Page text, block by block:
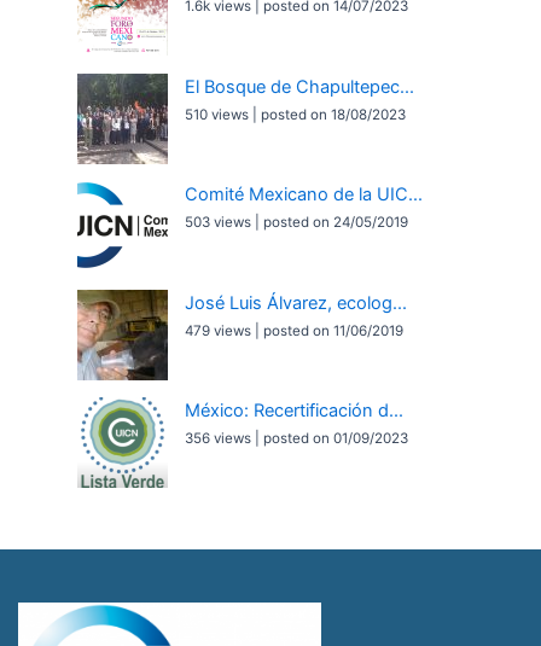
1.6k views posted on 14/07/2023
El Bosque de Chapultepec...
510 views posted on 18/08/2023
Comité Mexicano de la UIC...
503 views posted on 24/05/2019
José Luis Álvarez, ecolog...
479 views posted on 11/06/2019
México: Recertificación d...
356 views posted on 01/09/2023